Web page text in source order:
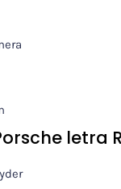
letra R